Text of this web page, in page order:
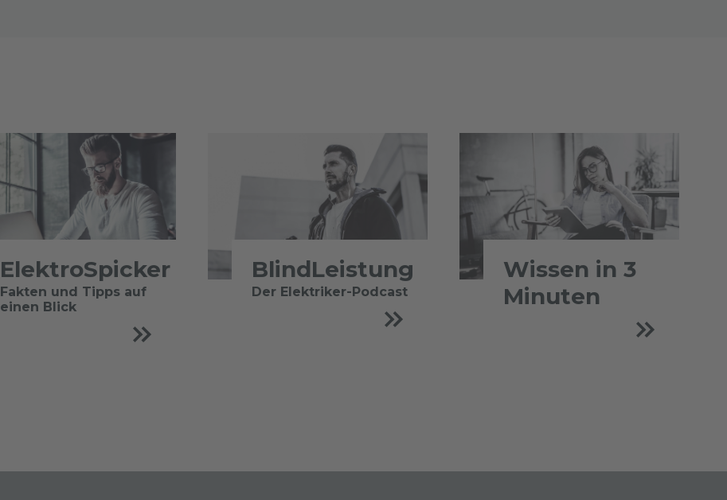
ElektroSpicker
Fakten und Tipps auf
einen Blick
BlindLeistung
Der Elektriker-Podcast
Wissen in 3
Minuten